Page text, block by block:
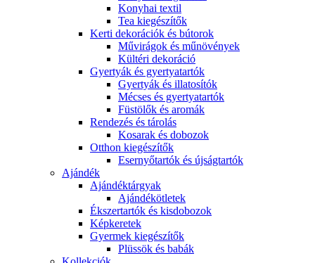
Konyhai textil
Tea kiegészítők
Kerti dekorációk és bútorok
Művirágok és műnövények
Kültéri dekoráció
Gyertyák és gyertyatartók
Gyertyák és illatosítók
Mécses és gyertyatartók
Füstölők és aromák
Rendezés és tárolás
Kosarak és dobozok
Otthon kiegészítők
Esernyőtartók és újságtartók
Ajándék
Ajándéktárgyak
Ajándékötletek
Ékszertartók és kisdobozok
Képkeretek
Gyermek kiegészítők
Plüssök és babák